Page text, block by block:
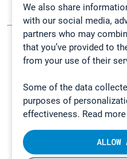
We also share
with our social media,
partners who may
that you’ve provided to
from your use of their
Some of the data
purposes of
effectiveness. Read
ALLOW
煙道測
試
便攜式
FTIR